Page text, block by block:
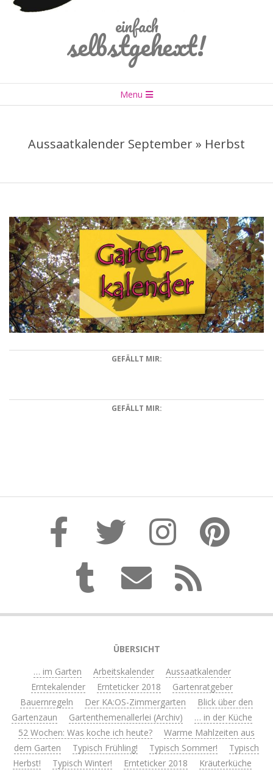
einfach
selbstgehext!
Navigation
Menu
Aussaatkalender September » Herbst
GEFÄLLT MIR:
GEFÄLLT MIR:
05-
ÜBERSICHT
… im Garten
Arbeitskalender
Aussaatkalender
Erntekalender
Ernteticker 2018
Gartenratgeber
Bauernregeln
Der KA:OS-Zimmergarten
Blick über den
Gartenzaun
Gartenthemenallerlei (Archiv)
… in der Küche
52 Wochen: Was koche ich heute?
Warme Mahlzeiten aus
dem Garten
Typisch Frühling! Typisch Sommer!
Typisch
Herbst!
Typisch Winter! Ernteticker 2018
Kräuterküche